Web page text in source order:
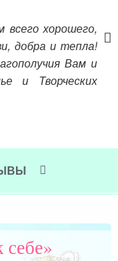
всего хорошего,
добра и тепла!
Вам и
и Творческих